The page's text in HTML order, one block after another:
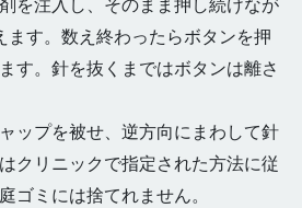
を注入し、そのまま押し続けなが
ます。数え終わったらボタンを押
す。針を抜くまではボタンは離さ
ップを被せ、逆方向にまわして針
クリニックで指定された方法に従
ゴミには捨てれません。